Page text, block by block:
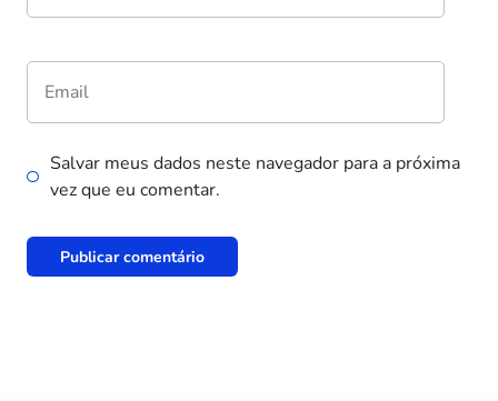
Salvar meus dados neste navegador para a próxima
vez que eu comentar.